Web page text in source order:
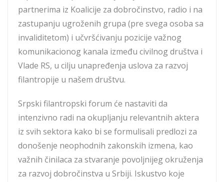
partnerima iz Koalicije za dobročinstvo, radio i na
zastupanju ugroženih grupa (pre svega osoba sa
invaliditetom) i učvršćivanju pozicije važnog
komunikacionog kanala između civilnog društva i
Vlade RS, u cilju unapređenja uslova za razvoj
filantropije u našem društvu.
Srpski filantropski forum će nastaviti da
intenzivno radi na okupljanju relevantnih aktera
iz svih sektora kako bi se formulisali predlozi za
donošenje neophodnih zakonskih izmena, kao
važnih činilaca za stvaranje povoljnijeg okruženja
za razvoj dobročinstva u Srbiji. Iskustvo koje